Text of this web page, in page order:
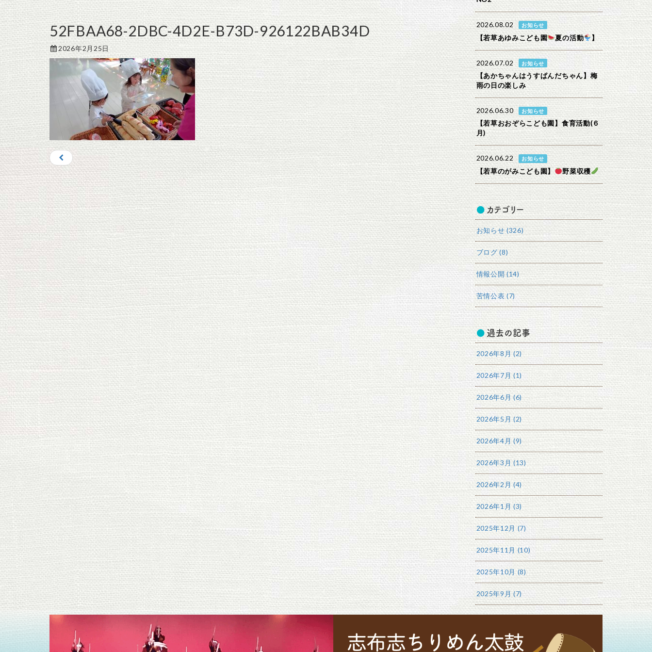
52FBAA68-2DBC-4D2E-B73D-926122BAB34D
2026年2月25日
2026.08.02 お知らせ
【若草あゆみこども園 夏の活動 】
2026.07.02 お知らせ
【あかちゃんはうすぱんだちゃん】梅
雨の日の楽しみ
2026.06.30 お知らせ
【若草おおぞらこども園】食育活動(６
月)
2026.06.22 お知らせ
【若草のがみこども園】 野菜収穫
カテゴリー
お知らせ (326)
ブログ (8)
情報公開 (14)
苦情公表 (7)
過去の記事
2026年8月 (2)
2026年7月 (1)
2026年6月 (6)
2026年5月 (2)
2026年4月 (9)
2026年3月 (13)
2026年2月 (4)
2026年1月 (3)
2025年12月 (7)
2025年11月 (10)
2025年10月 (8)
2025年9月 (7)